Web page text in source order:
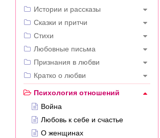
Истории и рассказы
Сказки и притчи
Стихи
Любовные письма
Признания в любви
Кратко о любви
---
Психология отношений
Война
Любовь к себе и счастье
О женщинах